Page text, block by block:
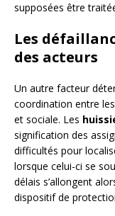
supposées être
Les
des acteurs
Un autre facteur
coordination entre
et sociale. Les
signification des
difficultés pour
lorsque celui-ci se
délais s’allongent
dispositif de